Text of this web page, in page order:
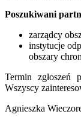
Poszukiwani
zarządcy
instytucje
obszary
Termin zgłoszeń
Wszyscy
Agnieszka